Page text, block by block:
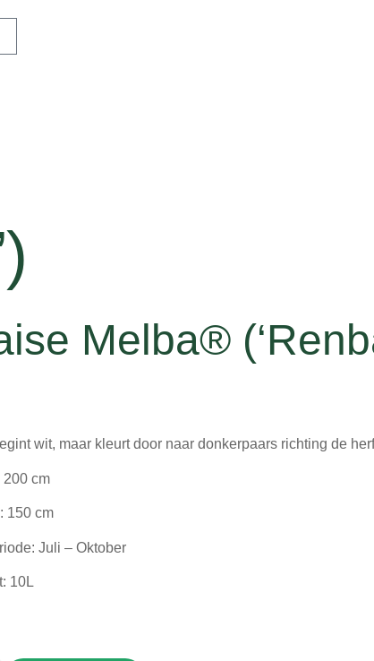
Melba®
wit, maar kleurt door naar donkerpaars richting de
200 cm
150 cm
Juli – Oktober
10L